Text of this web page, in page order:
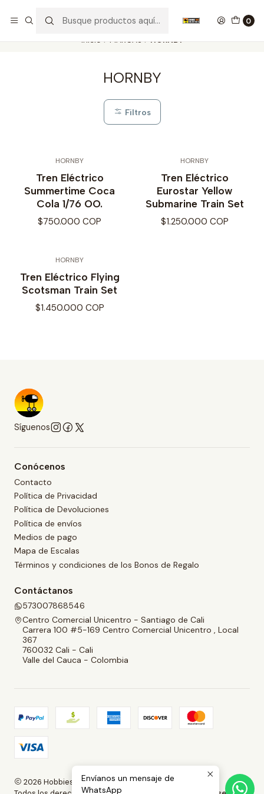
0
Inicio MARCAS HORNBY
HORNBY
Filtros
HORNBY
Tren Eléctrico
Summertime Coca
Cola 1/76 OO.
$750.000 COP
HORNBY
Tren Eléctrico
Eurostar Yellow
Submarine Train Set
$1.250.000 COP
HORNBY
Tren Eléctrico Flying
Scotsman Train Set
$1.450.000 COP
Síguenos
Conócenos
Contacto
Política de Privacidad
Política de Devoluciones
Política de envíos
Medios de pago
Mapa de Escalas
Términos y condiciones de los Bonos de Regalo
Contáctanos
573007868546
Centro Comercial Unicentro - Santiago de Cali
Carrera 100 #5-169 Centro Comercial Unicentro , Local
367
760032 Cali - Cali
Valle del Cauca - Colombia
2026 Hobbies and Collectibles.
Envíanos un mensaje de
WhatsApp